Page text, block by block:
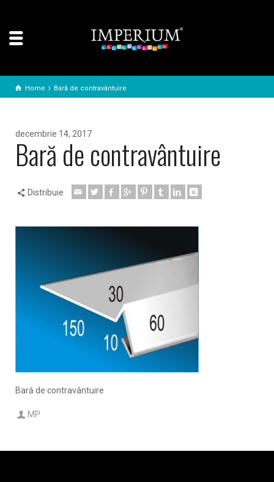
Home Bară de contravântuire
decembrie 14, 2017
Bară de contravântuire
Distribuie
Bară de contravântuire
MP